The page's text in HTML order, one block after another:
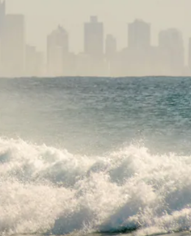
parcourir ou en appuyant et en faisant glisser.